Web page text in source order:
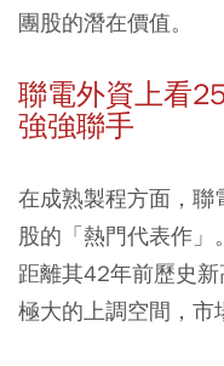
團股的潛在價值。
聯電外資上看
強強聯手
在成熟製程方面，
股的「熱門代表作
距離其42年前歷史
極大的上調空間，市